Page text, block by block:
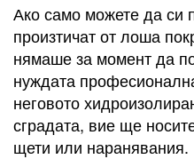
Ако само можете да си
произтичат от лоша
нямаше за момент да
нуждата
неговото
сградата, вие ще
щети или наранявания.